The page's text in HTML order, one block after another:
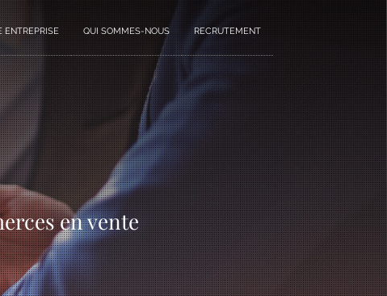
ENTREPRISE QUI SOMMES-NOUS RECRUTEMENT
en vente